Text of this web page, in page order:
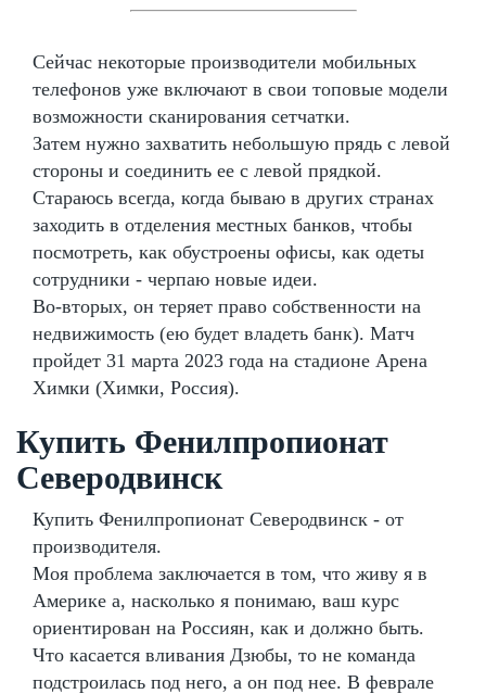
Сейчас некоторые производители мобильных
телефонов уже включают в свои топовые модели
возможности сканирования сетчатки.
Затем нужно захватить небольшую прядь с левой
стороны и соединить ее с левой прядкой.
Стараюсь всегда, когда бываю в других странах
заходить в отделения местных банков, чтобы
посмотреть, как обустроены офисы, как одеты
сотрудники - черпаю новые идеи.
Во-вторых, он теряет право собственности на
недвижимость (ею будет владеть банк). Матч
пройдет 31 марта 2023 года на стадионе Арена
Химки (Химки, Россия).
Купить Фенилпропионат
Северодвинск
Купить Фенилпропионат Северодвинск - от
производителя.
Моя проблема заключается в том, что живу я в
Америке а, насколько я понимаю, ваш курс
ориентирован на Россиян, как и должно быть.
Что касается вливания Дзюбы, то не команда
подстроилась под него, а он под нее. В феврале